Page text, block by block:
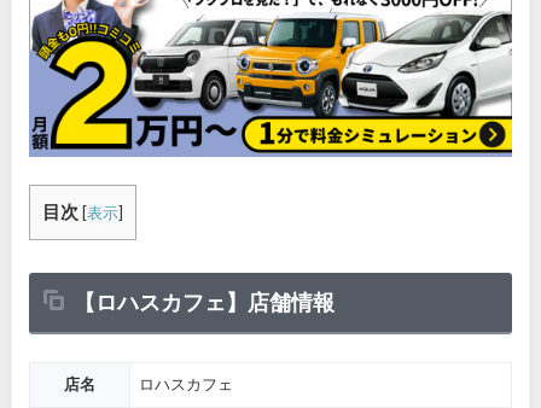
目次 [表示]
【ロハスカフェ】店舗情報
店名 ロハスカフェ